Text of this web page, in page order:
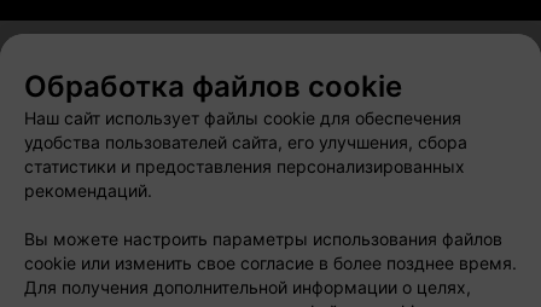
О проекте Новости проекта
Вакансии
Публичный договор
Способы оплаты
Публичный договор по использованию сервиса
Написать в поддержку
Связаться по вопросам сотрудничества
Обработка файлов cookie
Наш сайт использует файлы cookie для обеспечения
удобства пользователей сайта, его улучшения, сбора
статистики и предоставления персонализированных
рекомендаций.
Вы можете настроить параметры использования файлов
cookie или изменить свое согласие в более позднее время.
Для получения дополнительной информации о целях,